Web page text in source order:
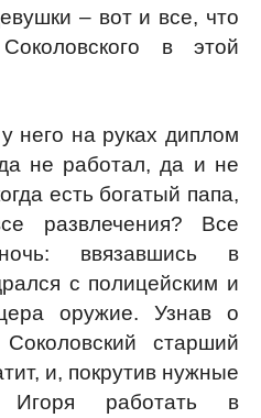
– вот и все, что
в этой
него на руках диплом
не работал, да и не
есть богатый папа,
развлечения? Все
ввязавшись в
с полицейским и
оружие. Узнав о
старший
и, покрутив нужные
Игоря работать в